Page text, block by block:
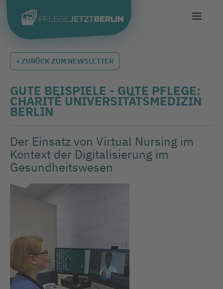
< ZURÜCK ZUM NEWSLETTER
GUTE BEISPIELE - GUTE PFLEGE:
CHARITÉ UNIVERSITÄTSMEDIZIN
BERLIN
Der Einsatz von Virtual Nursing im
Kontext der Digitalisierung im
Gesundheitswesen